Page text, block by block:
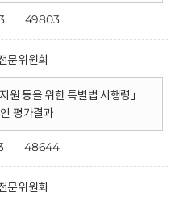
49803
문위원회
원 등을 위한 특별법 시행령」
평가결과
48644
문위원회